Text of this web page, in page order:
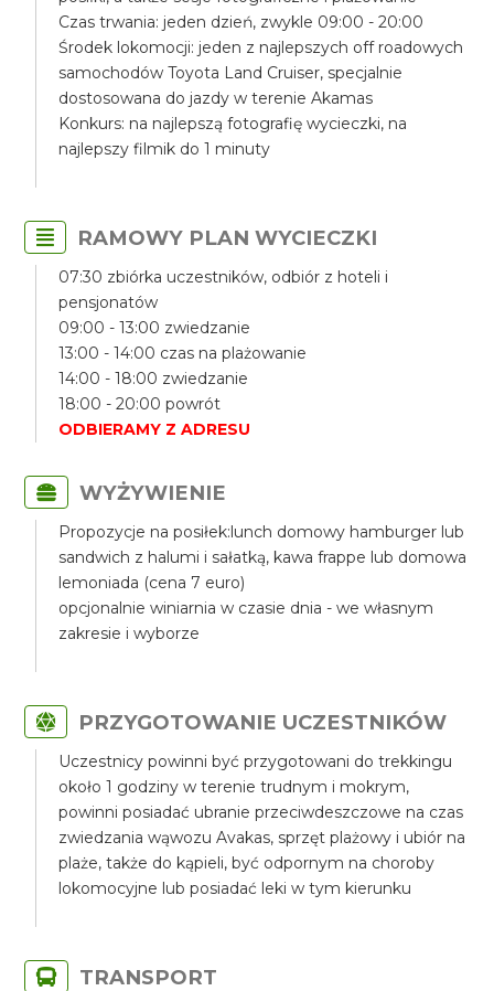
Czas trwania: jeden dzień, zwykle 09:00 - 20:00
Środek lokomocji: jeden z najlepszych off roadowych
samochodów Toyota Land Cruiser, specjalnie
dostosowana do jazdy w terenie Akamas
Konkurs: na najlepszą fotografię wycieczki, na
najlepszy filmik do 1 minuty
RAMOWY PLAN WYCIECZKI
07:30 zbiórka uczestników, odbiór z hoteli i
pensjonatów
09:00 - 13:00 zwiedzanie
13:00 - 14:00 czas na plażowanie
14:00 - 18:00 zwiedzanie
18:00 - 20:00 powrót
ODBIERAMY Z ADRESU
WYŻYWIENIE
Propozycje na posiłek:lunch domowy hamburger lub
sandwich z halumi i sałatką, kawa frappe lub domowa
lemoniada (cena 7 euro)
opcjonalnie winiarnia w czasie dnia - we własnym
zakresie i wyborze
PRZYGOTOWANIE UCZESTNIKÓW
Uczestnicy powinni być przygotowani do trekkingu
około 1 godziny w terenie trudnym i mokrym,
powinni posiadać ubranie przeciwdeszczowe na czas
zwiedzania wąwozu Avakas, sprzęt plażowy i ubiór na
plaże, także do kąpieli, być odpornym na choroby
lokomocyjne lub posiadać leki w tym kierunku
TRANSPORT